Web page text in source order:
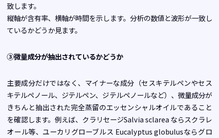
致します。
縦軸が含有率、横軸が時間を示します。分析の数値と波形が一致し
ているかどうか見ます。
③微量成分が抽出されているかどうか
主要成分だけではなく、マイナーな成分（セスキテルペンやセス
キテルペノール、ジテルペン、ジテルペノールなど）、微量成分が
きちんと抽出された完全蒸留のエッセンシャルオイルであること
を確認します。例えば、クラリセージSalvia sclarea ならスクラレ
オール等、ユーカリグローブルス Eucalyptus globulusならグロ